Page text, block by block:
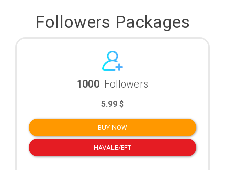
Followers Packages
1000 Followers
5.99 $
BUY NOW
HAVALE/EFT